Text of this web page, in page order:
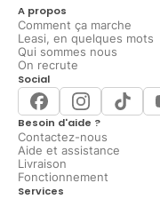
A propos
Comment ça marche
Leasi, en quelques mots
Qui sommes nous
On recrute
Social
Besoin d'aide ?
Contactez-nous
Aide et assistance
Livraison
Fonctionnement
Services